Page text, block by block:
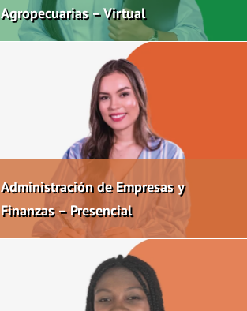
Agropecuarias – Virtual
Administración de Empresas y
Finanzas – Presencial